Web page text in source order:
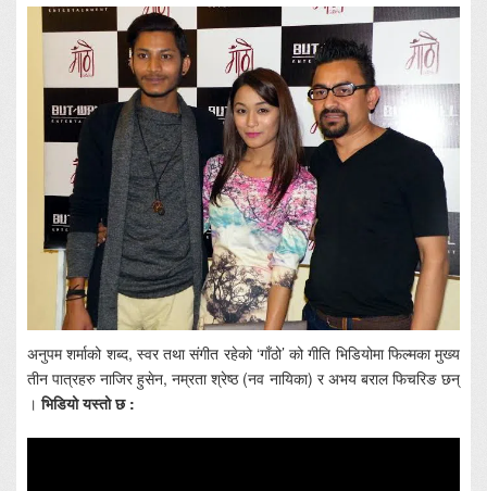
अनुपम शर्माको शब्द, स्वर तथा संगीत रहेको ‘गाँठो’ को गीति भिडियोमा फिल्मका मुख्य
तीन पात्रहरु नाजिर हुसेन, नम्रता श्रेष्ठ (नव नायिका) र अभय बराल फिचरिङ छन्
। भिडियो यस्तो छ :